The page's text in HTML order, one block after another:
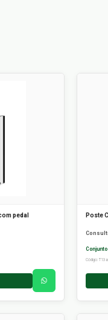
pedal Poste
Código: T13a